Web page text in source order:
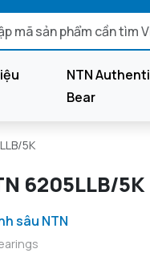
NTN Authenti
Bear
5K
6205LLB/5K
sâu NTN